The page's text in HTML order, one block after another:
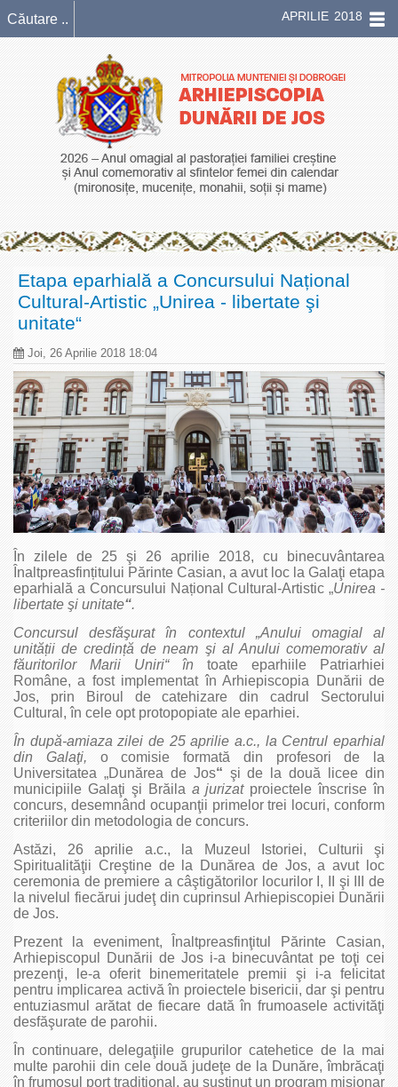
APRILIE 2018
Etapa eparhială a Concursului Național
Cultural-Artistic „Unirea - libertate şi
unitate“
Joi, 26 Aprilie 2018 18:04
În zilele de 25 şi 26 aprilie 2018, cu binecuvântarea
Înaltpreasfințitului Părinte Casian, a avut loc la Galaţi etapa
eparhială a Concursului Național Cultural-Artistic „Unirea -
libertate şi unitate“.
Concursul desfăşurat în contextul „Anului omagial al
unității de credință de neam şi al Anului comemorativ al
făuritorilor Marii Uniri“în toate eparhiile Patriarhiei
Române, a fost implementat în Arhiepiscopia Dunării de
Jos, prin Biroul de catehizare din cadrul Sectorului
Cultural, în cele opt protopopiate ale eparhiei.
În după-amiaza zilei de 25 aprilie a.c., la Centrul eparhial
din Galaţi, o comisie formată din profesori de la
Universitatea „Dunărea de Jos“ şi de la două licee din
municipiile Galaţi şi Brăila a jurizat proiectele înscrise în
concurs, desemnând ocupanţii primelor trei locuri, conform
criteriilor din metodologia de concurs.
Astăzi, 26 aprilie a.c., la Muzeul Istoriei, Culturii şi
Spiritualităţii Creştine de la Dunărea de Jos, a avut loc
ceremonia de premiere a câştigătorilor locurilor I, II şi III de
la nivelul fiecărui judeţ din cuprinsul Arhiepiscopiei Dunării
de Jos.
Prezent la eveniment, Înaltpreasfinţitul Părinte Casian,
Arhiepiscopul Dunării de Jos i-a binecuvântat pe toţi cei
prezenţi, le-a oferit binemeritatele premii şi i-a felicitat
pentru implicarea activă în proiectele bisericii, dar şi pentru
entuziasmul arătat de fiecare dată în frumoasele activităţi
desfăşurate de parohii.
În continuare, delegaţiile grupurilor catehetice de la mai
multe parohii din cele două judeţe de la Dunăre, îmbrăcaţi
în frumosul port tradiţional, au susţinut un program misionar